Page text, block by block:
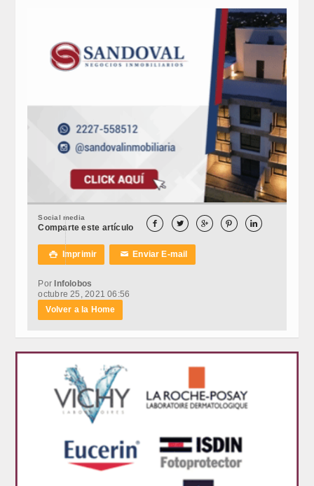
Social media
Comparte este artículo     
 Imprimir ✉Enviar E-mail
PorInfolobos
octubre 25, 2021 06:56
Volver a la Home